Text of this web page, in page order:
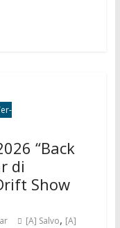
“Back
di
Show
[A] Salvo, [A]